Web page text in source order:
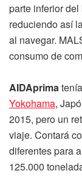
parte inferior
reduciendo así
al navegar.
consumo de
AIDAprima
Yokohama,
2015, pero un
viaje. Contará
diferentes para
125.000